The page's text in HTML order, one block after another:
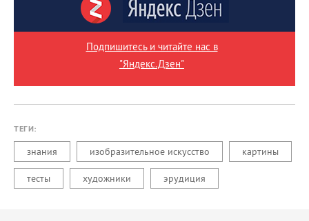
Подпишитесь и читайте нас в
"Яндекс.Дзен"
ТЕГИ:
знания изобразительное искусство картины
тесты художники эрудиция